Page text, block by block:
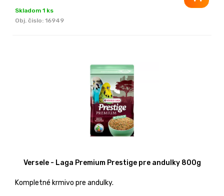
Skladom 1 ks
Obj. čislo: 16949
Versele - Laga Premium Prestige pre andulky 800g
Kompletné krmivo pre andulky.